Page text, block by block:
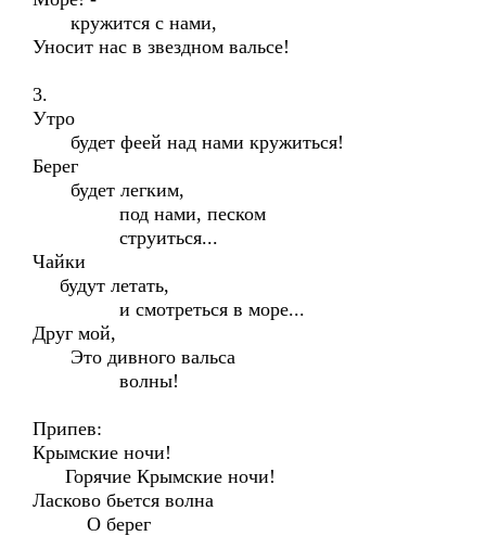
кружится с нами,
Уносит нас в звездном вальсе!
3.
Утро
будет феей над нами кружиться!
Берег
будет легким,
под нами, песком
струиться...
Чайки
будут летать,
и смотреться в море...
Друг мой,
Это дивного вальса
волны!
Припев:
Крымские ночи!
Горячие Крымские ночи!
Ласково бьется волна
О берег